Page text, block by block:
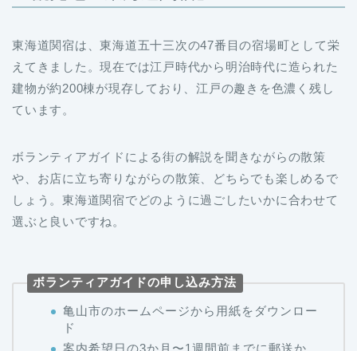
東海道関宿は、東海道五十三次の47番目の宿場町として栄
えてきました。現在では江戸時代から明治時代に造られた
建物が約200棟が現存しており、江戸の趣きを色濃く残し
ています。
ボランティアガイドによる街の解説を聞きながらの散策
や、お店に立ち寄りながらの散策、どちらでも楽しめるで
しょう。東海道関宿でどのように過ごしたいかに合わせて
選ぶと良いですね。
ボランティアガイドの申し込み方法
亀山市のホームページから用紙をダウンロー
ド